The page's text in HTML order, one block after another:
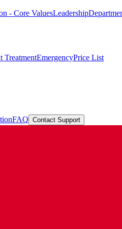
- Core ValuesLeadership
TreatmentEmergencyPrice List
FAQ Contact Support